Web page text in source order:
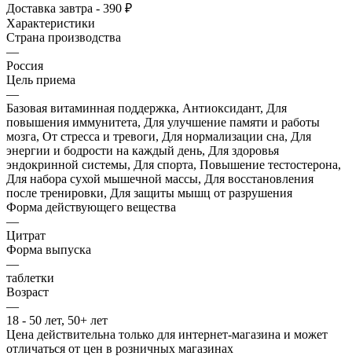
Доставка завтра - 390 ₽
Характеристики
Страна производства
—
Россия
Цель приема
—
Базовая витаминная поддержка, Антиоксидант, Для
повышения иммунитета, Для улучшение памяти и работы
мозга, От стресса и тревоги, Для нормализации сна, Для
энергии и бодрости на каждый день, Для здоровья
эндокринной системы, Для спорта, Повышение тестостерона,
Для набора сухой мышечной массы, Для восстановления
после тренировки, Для защиты мышц от разрушения
Форма действующего вещества
—
Цитрат
Форма выпуска
—
таблетки
Возраст
—
18 - 50 лет, 50+ лет
Цена действительна только для интернет-магазина и может
отличаться от цен в розничных магазинах